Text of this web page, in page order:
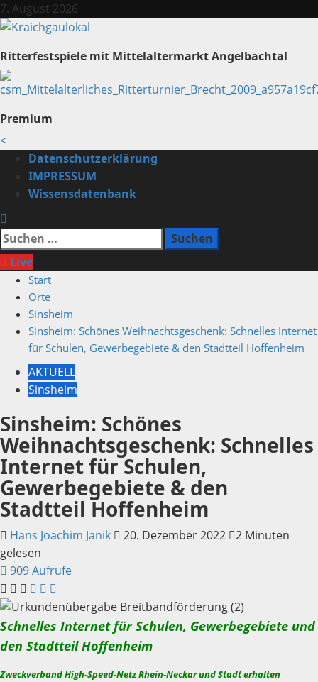
Zum
Inhalt
7. August 2026
Ritterfestspiele mit Mittelaltermarkt Angelbachtal
Premium
<
Primäres
Menü
Datenschutzerklärung
IMPRESSUM
Wissensdatenbank
Suchen
nach:
Live
Start
Orte
Sinsheim
Sinsheim: Schönes Weihnachtsgeschenk: Schnelles Internet
für Schulen, Gewerbegebiete & den Stadtteil Hoffenheim
AKTUELL
Sinsheim
Sinsheim: Schönes
Weihnachtsgeschenk: Schnelles
Internet für Schulen,
Gewerbegebiete & den
Stadtteil Hoffenheim
Hans Joachim Janik 20. Dezember 2022
2 Minuten
gelesen
909 Aufrufe
Schnelles Internet für Schulen, Gewerbegebiete und
den Stadtteil Hoffenheim
Zweckverband High-Speed-Netz Rhein-Neckar und Stadt erhalten